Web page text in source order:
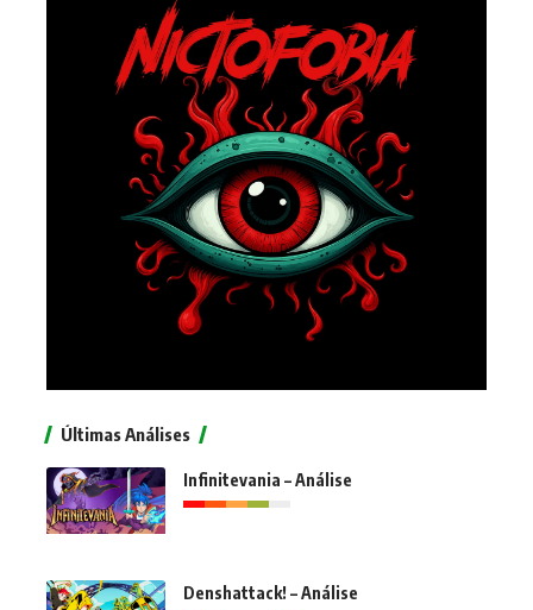
Últimas Análises
Infinitevania – Análise
Denshattack! – Análise